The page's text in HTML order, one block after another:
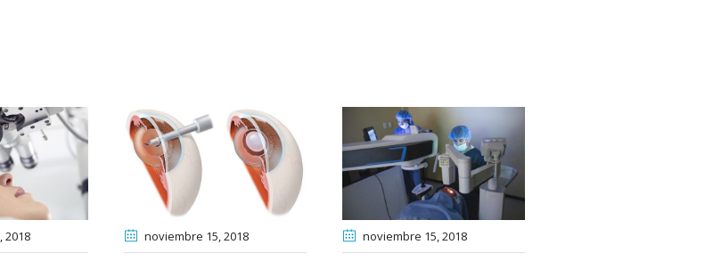
, 2018 noviembre 15, 2018 noviembre 15, 2018